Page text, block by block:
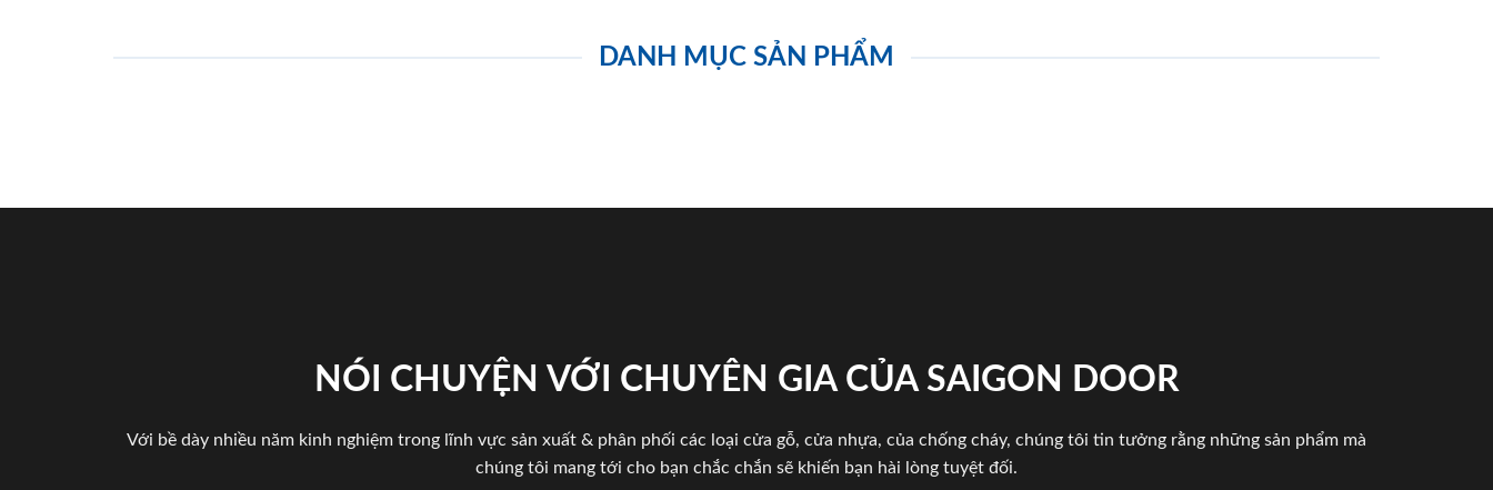
DANH MỤC SẢN PHẨM
NÓI CHUYỆN VỚI CHUYÊN GIA CỦA SAIGON DOOR
Với bề dày nhiều năm kinh nghiệm trong lĩnh vực sản xuất & phân phối các loại cửa gỗ, cửa nhựa, của chống cháy, chúng tôi tin tưởng rằng những sản phẩm mà
chúng tôi mang tới cho bạn chắc chắn sẽ khiến bạn hài lòng tuyệt đối.